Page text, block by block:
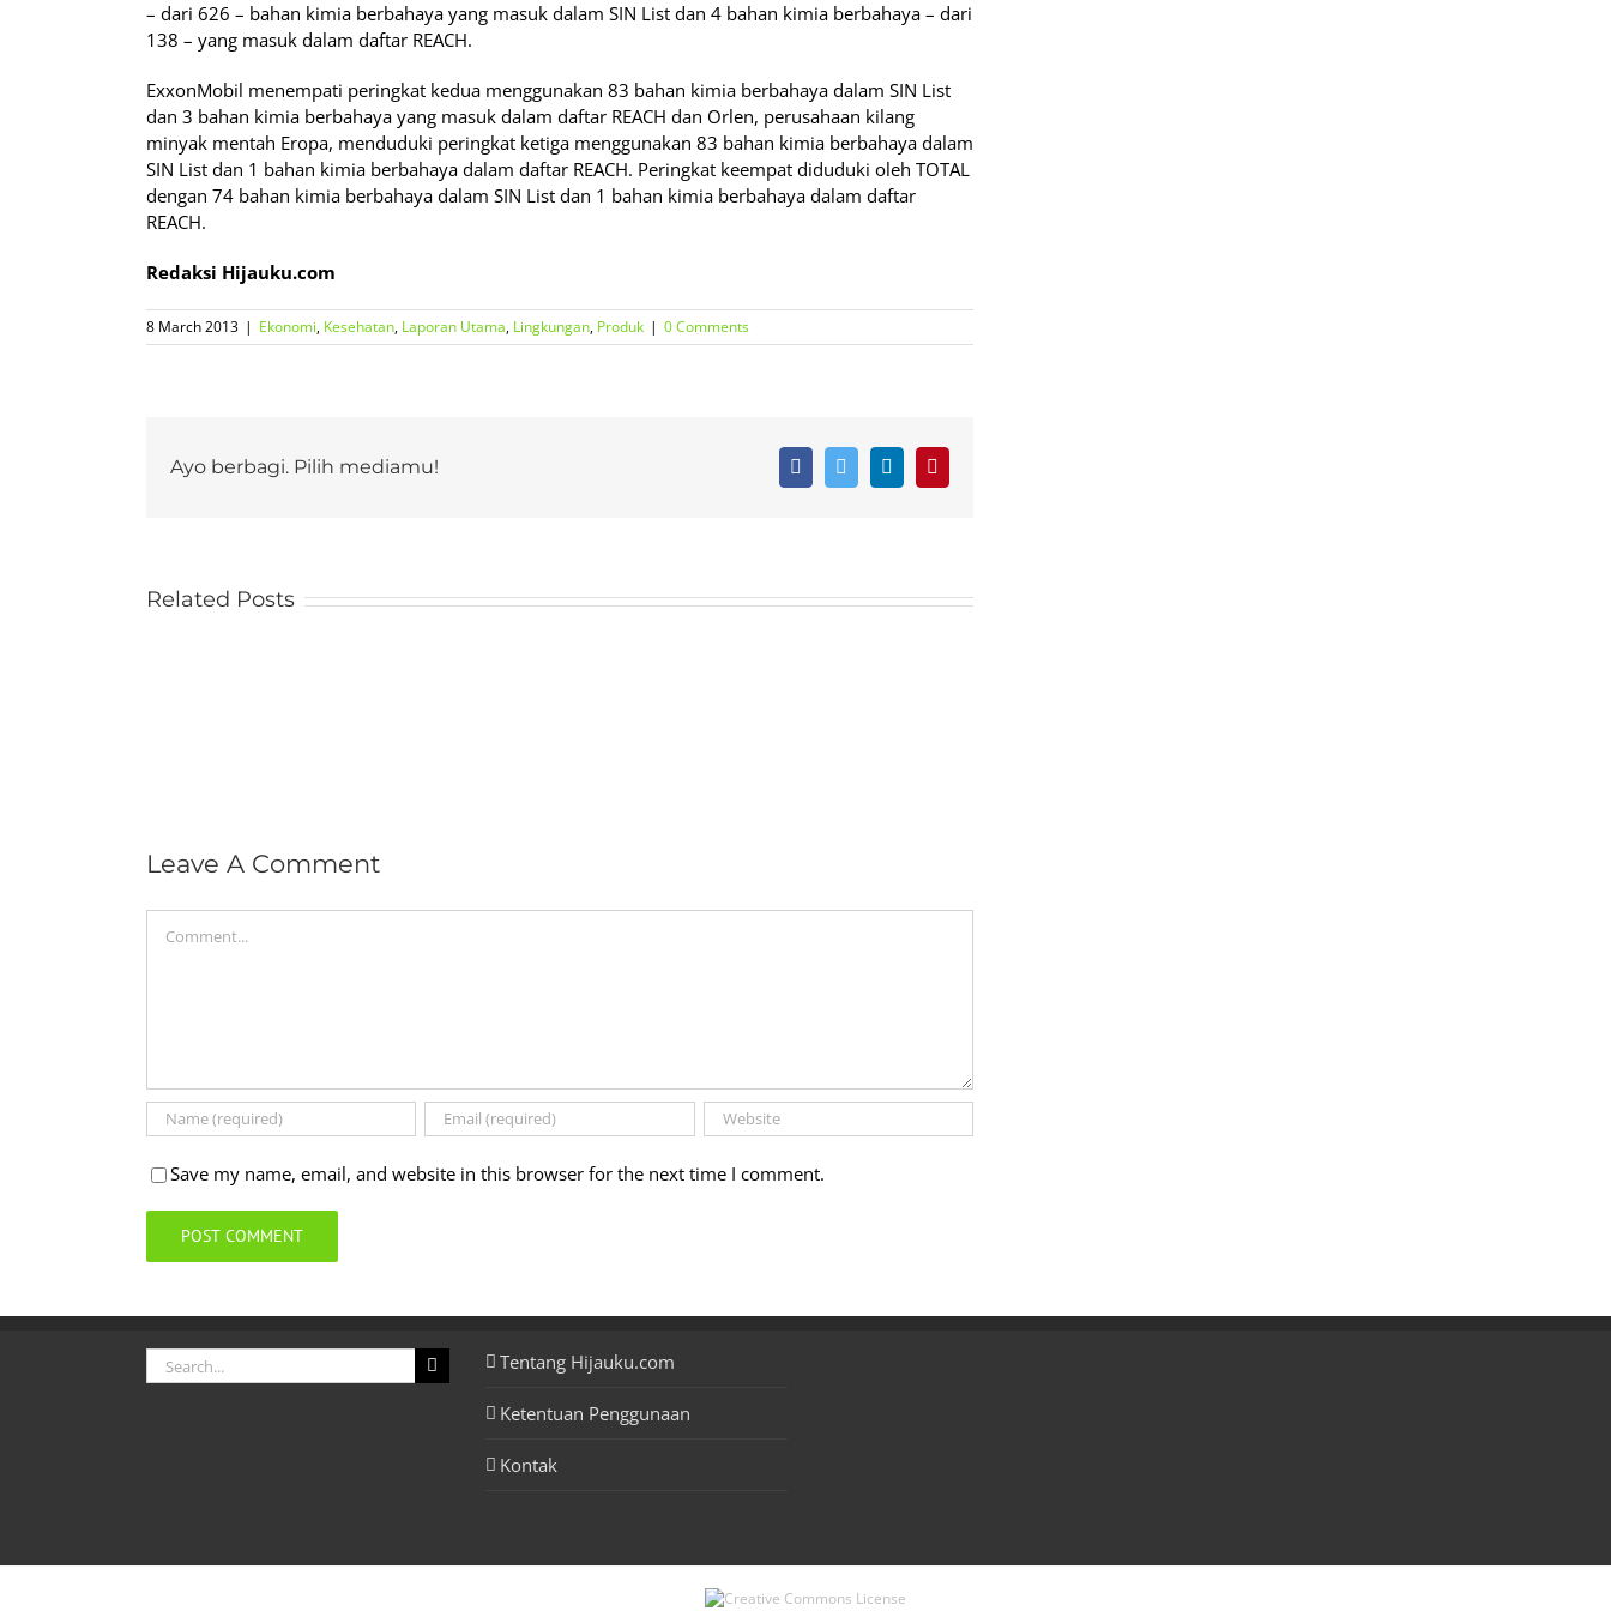
– dari 626 – bahan kimia berbahaya yang masuk dalam SIN List dan 4 bahan kimia berbahaya – dari
138 – yang masuk dalam daftar REACH.
ExxonMobil menempati peringkat kedua menggunakan 83 bahan kimia berbahaya dalam SIN List
dan 3 bahan kimia berbahaya yang masuk dalam daftar REACH dan Orlen, perusahaan kilang
minyak mentah Eropa, menduduki peringkat ketiga menggunakan 83 bahan kimia berbahaya dalam
SIN List dan 1 bahan kimia berbahaya dalam daftar REACH. Peringkat keempat diduduki oleh TOTAL
dengan 74 bahan kimia berbahaya dalam SIN List dan 1 bahan kimia berbahaya dalam daftar
REACH.
Redaksi Hijauku.com
8 March 2013 | Ekonomi, Kesehatan, Laporan Utama, Lingkungan, Produk | 0 Comments
Ayo berbagi. Pilih mediamu! FacebookTwitter LinkedIn
Related Posts
Leave A Comment
Save my name, email, and website in this browser for the next time I comment.
Search
for:
Tentang Hijauku.com
Ketentuan Penggunaan
Kontak